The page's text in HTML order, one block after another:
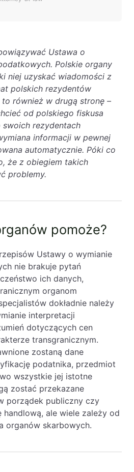
Ustawa o
Polskie organy
niej uzyskać wiadomości z
polskich rezydentów
również w drugą stronę –
od polskiego fiskusa
rezydentach
informacji w pewnej
automatycznie. Póki co
że z obiegiem takich
problemy.
pomoże?
Ustawy o wymianie
nie brakuje pytań
ich danych,
organom
dokładnie należy
interpretacji
dotyczących cen
transgranicznym.
zostaną dane
podatnika, przedmiot
wszystkie jej istotne
zostać przekazane
porządek publiczny czy
handlową, ale wiele zależy od
organów skarbowych.